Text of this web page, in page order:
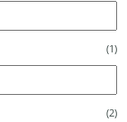
(1)
(2)